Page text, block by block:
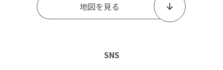
地図を見る
SNS